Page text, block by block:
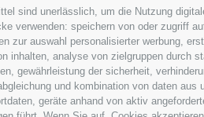
sind unerlässlich, um die Nutzung
speichern von oder zugriff
auswahl personalisierter werbung,
analyse von zielgruppen durch
gewährleistung der sicherheit,
und kombination von daten
geräte anhand von aktiv
LINKS